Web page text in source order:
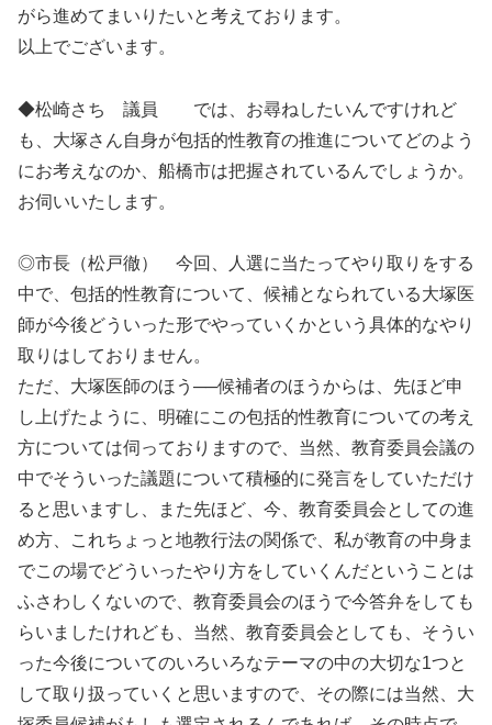
がら進めてまいりたいと考えております。
以上でございます。
◆松崎さち 議員 では、お尋ねしたいんですけれど
も、大塚さん自身が包括的性教育の推進についてどのよう
にお考えなのか、船橋市は把握されているんでしょうか。
お伺いいたします。
◎市長（松戸徹） 今回、人選に当たってやり取りをする
中で、包括的性教育について、候補となられている大塚医
師が今後どういった形でやっていくかという具体的なやり
取りはしておりません。
ただ、大塚医師のほう──候補者のほうからは、先ほど申
し上げたように、明確にこの包括的性教育についての考え
方については伺っておりますので、当然、教育委員会議の
中でそういった議題について積極的に発言をしていただけ
ると思いますし、また先ほど、今、教育委員会としての進
め方、これちょっと地教行法の関係で、私が教育の中身ま
でこの場でどういったやり方をしていくんだということは
ふさわしくないので、教育委員会のほうで今答弁をしても
らいましたけれども、当然、教育委員会としても、そうい
った今後についてのいろいろなテーマの中の大切な1つと
して取り扱っていくと思いますので、その際には当然、大